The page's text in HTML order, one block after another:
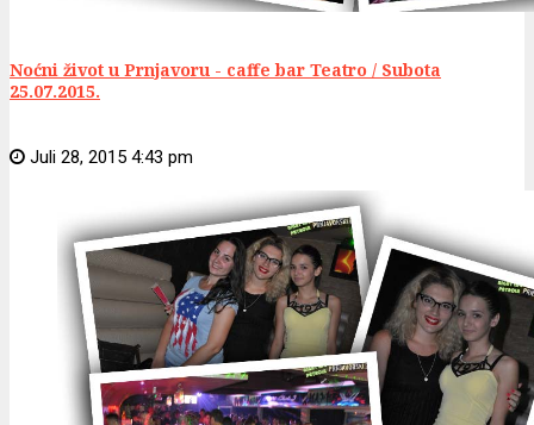
Noćni život u Prnjavoru - caffe bar Teatro / Subota
25.07.2015.
Juli 28, 2015 4:43 pm